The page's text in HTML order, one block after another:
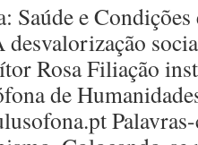
Saúde e
Rosa Filiação
de